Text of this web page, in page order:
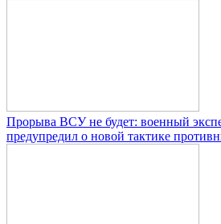
Прорыва ВСУ не будет: военный
предупредил о новой тактике